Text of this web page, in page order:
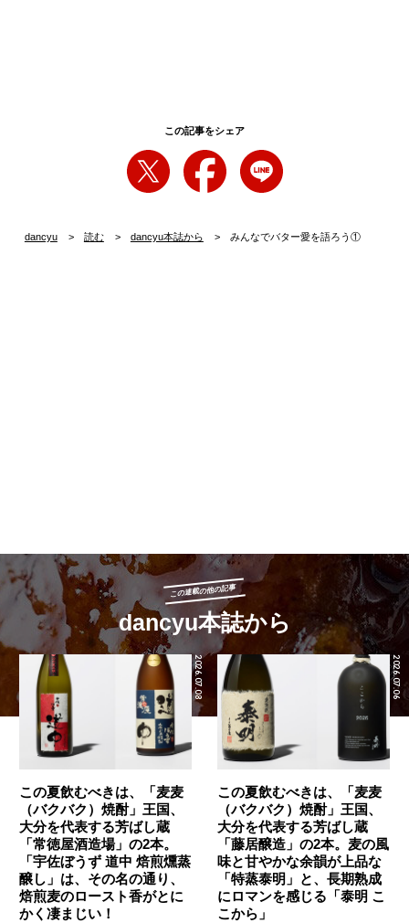
この記事をシェア
dancyu 読む dancyu本誌から みんなでバター愛を語ろう①
この連載の他の記事
dancyu本誌から
2026.07.08
この夏飲むべきは、「麦麦
（バクバク）焼酎」王国、
大分を代表する芳ばし蔵
「常徳屋酒造場」の2本。
「宇佐ぼうず 道中 焙煎燻蒸
醸し」は、その名の通り、
焙煎麦のロースト香がとに
かく凄まじい！
2026.07.06
この夏飲むべきは、「麦麦
（バクバク）焼酎」王国、
大分を代表する芳ばし蔵
「藤居醸造」の2本。麦の風
味と甘やかな余韻が上品な
「特蒸泰明」と、長期熟成
にロマンを感じる「泰明 こ
こから」